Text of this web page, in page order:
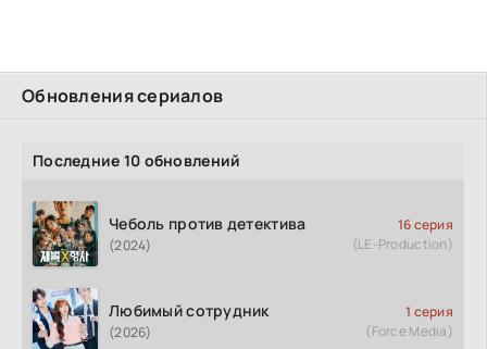
Обновления сериалов
Последние 10 обновлений
Чеболь против детектива
(2024)
16 серия
(LE-Production)
Любимый сотрудник
(2026)
1 серия
(Force Media)